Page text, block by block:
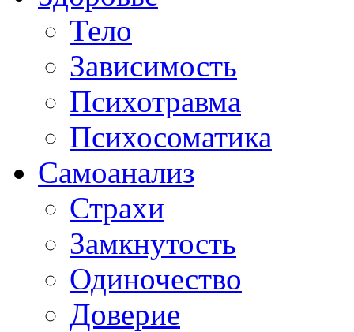
Тело
Зависимость
Психотравма
Психосоматика
Самоанализ
Страхи
Замкнутость
Одиночество
Доверие